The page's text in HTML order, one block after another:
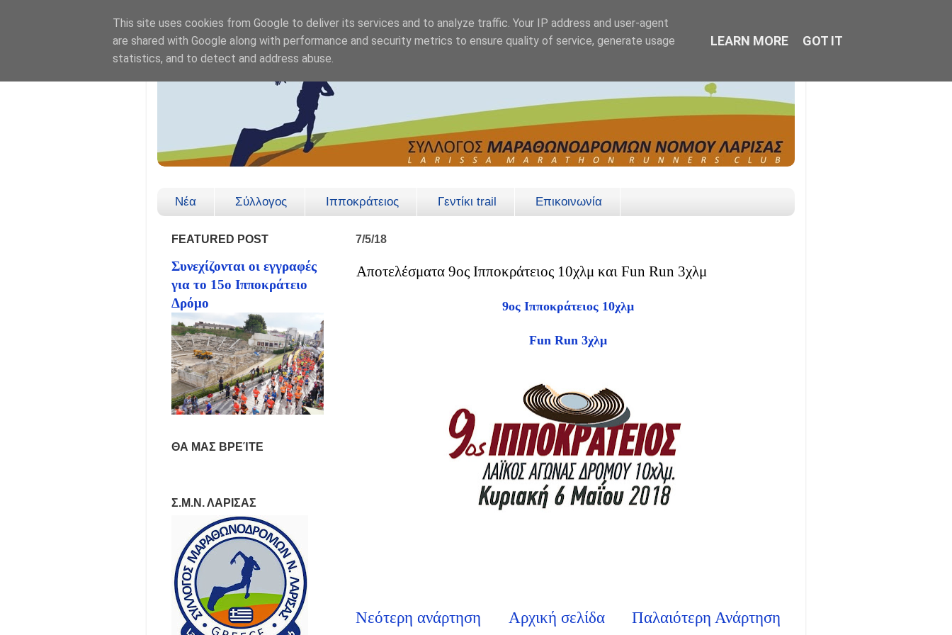
Νέα Σύλλογος Ιπποκράτειος Γεντίκι trail Επικοινωνία
7/5/18
Αποτελέσματα 9ος Ιπποκράτειος 10χλμ και Fun Run 3χλμ
9ος Ιπποκράτειος 10χλμ
Fun Run 3χλμ
Νεότερη ανάρτηση Παλαιότερη Ανάρτηση
Αρχική σελίδα
FEATURED POST
Συνεχίζονται οι εγγραφές
για το 15ο Ιπποκράτειο
Δρόμο
ΘΑ ΜΑΣ ΒΡΕΊΤΕ
Σ.Μ.Ν. ΛΑΡΙΣΑΣ
This site uses cookies from Google to deliver its services and to analyze traffic. Your IP address and user-agent
are shared with Google along with performance and security metrics to ensure quality of service, generate usage
statistics, and to detect and address abuse.
LEARN MORE GOT IT